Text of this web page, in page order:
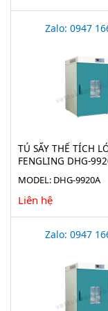
Zalo: 0947
TỦ SẤY THỂ TÍCH
FENGLING DHG-
MODEL: DHG-9920A
Liên hệ
Zalo: 0947